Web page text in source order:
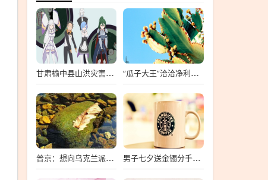
甘肃榆中县山洪灾害已致10死33失联 “瓜子大王”洽洽净利暴跌7成
普京：想向乌克兰派兵？敢来就打，普京，敢派兵到乌克兰，将面临严厉反击 男子七夕送金镯分手后要女友还钱